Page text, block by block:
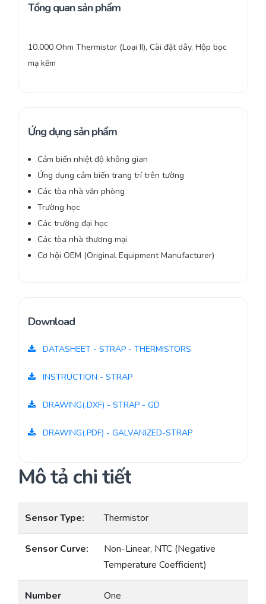
Tổng quan sản phẩm
10.000 Ohm Thermistor (Loại II), Cài đặt dây, Hộp bọc
mạ kẽm
Ứng dụng sản phẩm
Cảm biến nhiệt độ không gian
Ứng dụng cảm biến trang trí trên tường
Các tòa nhà văn phòng
Trường học
Các trường đại học
Các tòa nhà thương mại
Cơ hội OEM (Original Equipment Manufacturer)
Download
DATASHEET - STRAP - THERMISTORS
INSTRUCTION - STRAP
DRAWING(.DXF) - STRAP - GD
DRAWING(.PDF) - GALVANIZED-STRAP
Mô tả chi tiết
Sensor Type: Thermistor
Sensor Curve:
Non-Linear, NTC (Negative
Temperature Coefficient)
Number One